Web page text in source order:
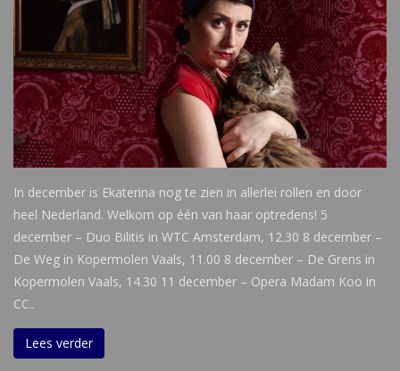
In december is Ekaterina nog te zien in allerlei rollen en door
heel Nederland. Welkom op één van haar optredens! 5
december – Duo Bilitis in WTC Amsterdam, 12.30 8 december –
De Weg in Kopermolen Vaals, 11.00 8 december – De Grens in
Kopermolen Vaals, 14.30 11 december – Opera Madam Koo in
CC..
Lees verder